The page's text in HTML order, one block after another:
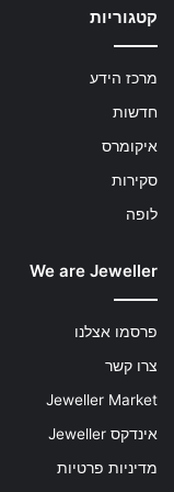
קטגוריות
מרכז הידע
חדשות
איקומרס
סקירות
לופה
We are Jeweller
פרסמו אצלנו
צרו קשר
Jeweller Market
אינדקס Jeweller
מדיניות פרטיות